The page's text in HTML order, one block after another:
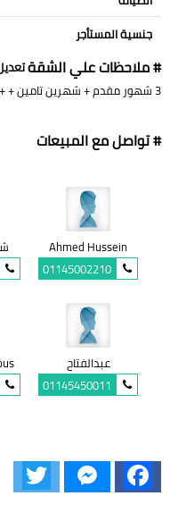
جنسية المستأجر
# ملاحظات علي الشقة
3 شهور مقدم + شهرين تامين + + + + +
# تواصل مع المبيعات
Ahmed Hussein
01145002210
عبدالفتاح
01145450011
Facebook
Messenger